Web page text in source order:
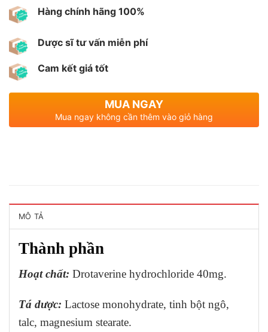
Hàng chính hãng 100%
Dược sĩ tư vấn miễn phí
Cam kết giá tốt
MUA NGAY
Mua ngay không cần thêm vào giỏ hàng
MÔ TẢ
Thành phần
Hoạt chất: Drotaverine hydrochloride 40mg.
Tá dược: Lactose monohydrate, tinh bột ngô,
talc, magnesium stearate.